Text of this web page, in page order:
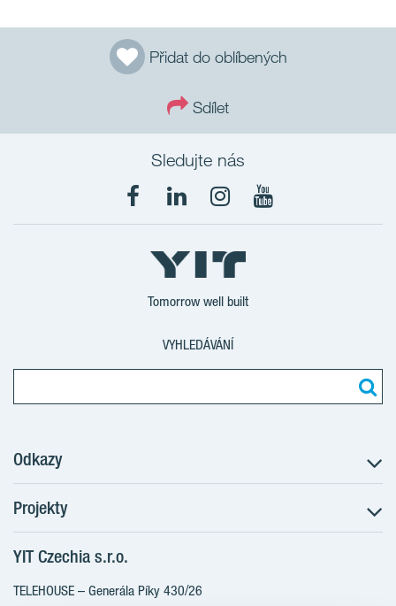
Přidat do oblíbených
Sdílet
Sledujte nás
Tomorrow well built
VYHLEDÁVÁNÍ
Odkazy
Postup koupě
Klientské změny
Aktuality
Blog
Projekty
RANTA Barrandov III
RANTA Barrandov IV
YIT Czechia s.r.o.
TELEHOUSE – Generála Píky 430/26